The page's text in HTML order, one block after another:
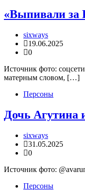
«Выпивали за
sixways
19.06.2025
0
Источник фото:
матерным словом, […]
Персоны
Дочь Агутина
sixways
31.05.2025
0
Источник фото:
Персоны